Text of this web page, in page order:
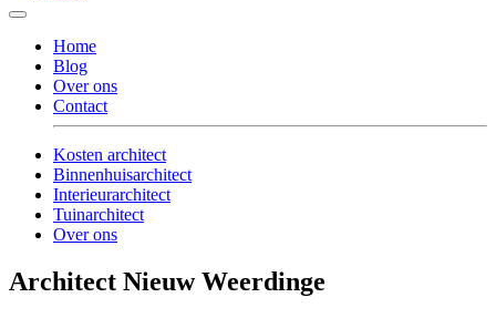
Home
Blog
Over ons
Contact
Kosten architect
Binnenhuisarchitect
Interieurarchitect
Tuinarchitect
Over ons
Architect Nieuw Weerdinge